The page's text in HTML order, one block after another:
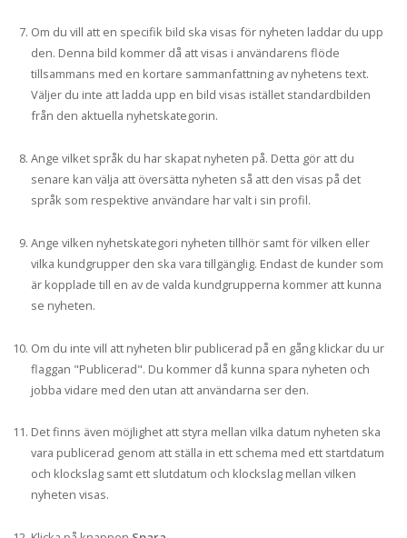
Om du vill att en specifik bild ska visas för nyheten laddar du upp
den. Denna bild kommer då att visas i användarens flöde
tillsammans med en kortare sammanfattning av nyhetens text.
Väljer du inte att ladda upp en bild visas istället standardbilden
från den aktuella nyhetskategorin.
Ange vilket språk du har skapat nyheten på. Detta gör att du
senare kan välja att översätta nyheten så att den visas på det
språk som respektive användare har valt i sin profil.
Ange vilken nyhetskategori nyheten tillhör samt för vilken eller
vilka kundgrupper den ska vara tillgänglig. Endast de kunder som
är kopplade till en av de valda kundgrupperna kommer att kunna
se nyheten.
Om du inte vill att nyheten blir publicerad på en gång klickar du ur
flaggan "Publicerad". Du kommer då kunna spara nyheten och
jobba vidare med den utan att användarna ser den.
Det finns även möjlighet att styra mellan vilka datum nyheten ska
vara publicerad genom att ställa in ett schema med ett startdatum
och klockslag samt ett slutdatum och klockslag mellan vilken
nyheten visas.